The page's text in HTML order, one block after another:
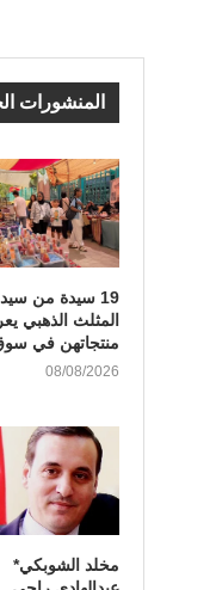
المنشورات
19 سيدة من
المثلث الذهبي
منتجاتهن في سوق
08/08/2026
مخلد الشوبكي*